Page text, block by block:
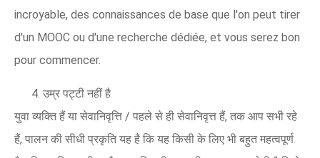
incroyable, des connaissances de base que l'on peut tirer
d'un MOOC ou d'une recherche dédiée, et vous serez bon
pour commencer.
4. उम्र पट्टी नहीं है
युवा व्यक्ति हैं या सेवानिवृत्ति / पहले से ही सेवानिवृत्त हैं, तक आप सभी रहे
हैं, पालन ​​की सीधी प्रकृति यह है कि यह किसी के लिए भी बहुत महत्वपूर्ण